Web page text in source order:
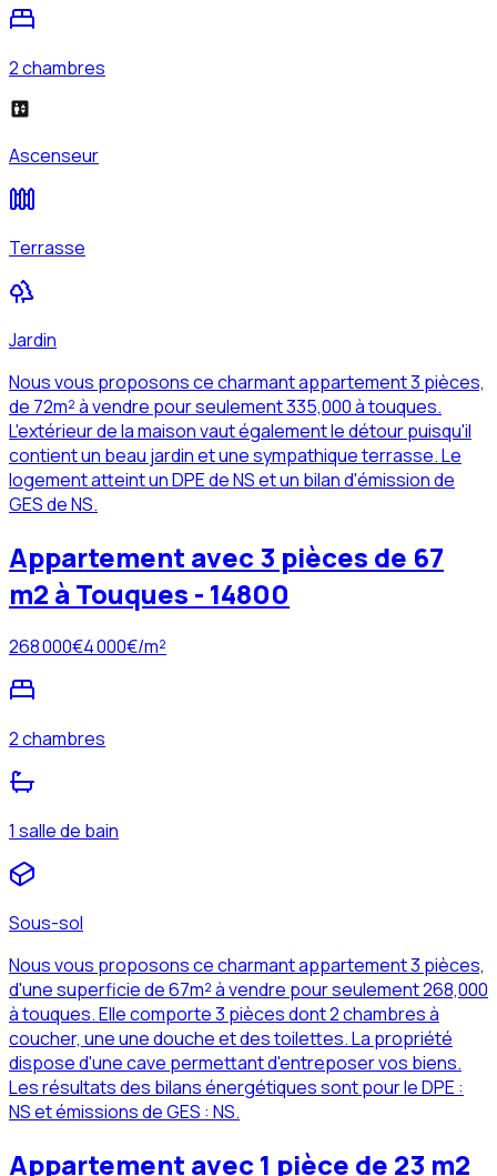
2 chambres
Ascenseur
Terrasse
Jardin
Nous vous proposons ce charmant appartement 3 pièces,
de 72m² à vendre pour seulement 335,000 à touques.
L'extérieur de la maison vaut également le détour puisqu'il
contient un beau jardin et une sympathique terrasse. Le
logement atteint un DPE de NS et un bilan d'émission de
GES de NS.
Appartement avec 3 pièces de 67
m2 à Touques - 14800
268 000€4 000€/m²
2 chambres
1 salle de bain
Sous-sol
Nous vous proposons ce charmant appartement 3 pièces,
d'une superficie de 67m² à vendre pour seulement 268,000
à touques. Elle comporte 3 pièces dont 2 chambres à
coucher, une une douche et des toilettes. La propriété
dispose d'une cave permettant d'entreposer vos biens.
Les résultats des bilans énergétiques sont pour le DPE :
NS et émissions de GES : NS.
Appartement avec 1 pièce de 23 m2